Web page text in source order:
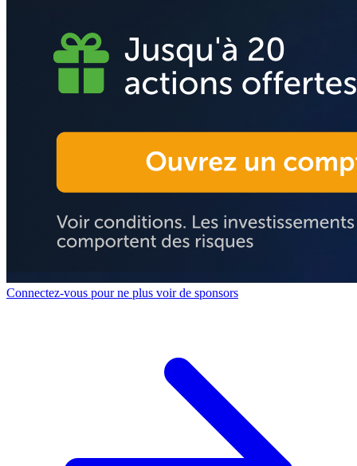
Connectez-vous pour ne plus voir de sponsors